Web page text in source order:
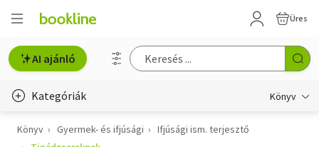
Üres
AI ajánló
Kategóriák Könyv
Életmód, egészség
Könyv Gyermek- és ifjúsági
Ifjúsági ism. terjesztő